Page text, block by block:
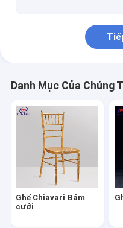
Ghế và bàn bằng thép
Ghế nhựa sự kiện
Bảng acrylic trong suốt
Ghế ăn tiệc
Danh Mục Của Chúng
Ghế Chiavari Đám
cưới